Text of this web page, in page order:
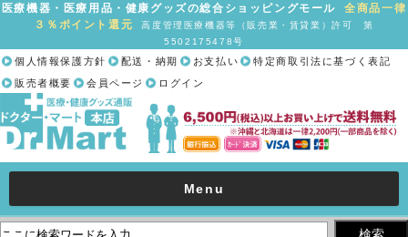
医療機器・医療用品・健康グッズの総合ショッピングモール全商品一律
３％ポイント還元
高度管理医療機器等（販売業・賃貸業）許可 第
5502175478号
個人情報保護方針 配送・納期 お支払い
特定商取引法に基づく表記
販売者概要
会員ページ ログイン
Menu